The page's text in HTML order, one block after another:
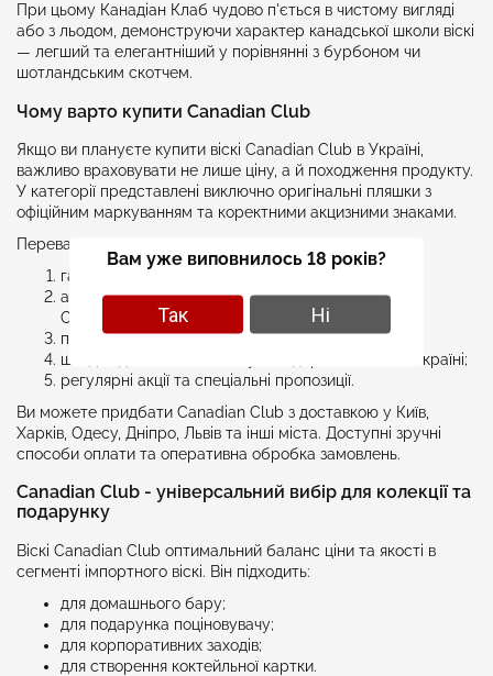
При цьому Канадіан Клаб чудово п'ється в чистому вигляді
або з льодом, демонструючи характер канадської школи віскі
— легший та елегантніший у порівнянні з бурбоном чи
шотландським скотчем.
Чому варто купити Canadian Club
Якщо ви плануєте купити віскі Canadian Club в Україні,
важливо враховувати не лише ціну, а й походження продукту.
У категорії представлені виключно оригінальні пляшки з
офіційним маркуванням та коректними акцизними знаками.
Переваги покупки:
гарантія оригінальності та справжності;
актуальний асортимент найпопулярніших версій
Canadian Club;
правильні умови зберігання;
швидка доставка по Києву та відправка по всій Україні;
регулярні акції та спеціальні пропозиції.
Ви можете придбати Canadian Club з доставкою у Київ,
Харків, Одесу, Дніпро, Львів та інші міста. Доступні зручні
способи оплати та оперативна обробка замовлень.
Canadian Club - універсальний вибір для колекції та
подарунку
Віскі Canadian Club оптимальний баланс ціни та якості в
сегменті імпортного віскі. Він підходить:
для домашнього бару;
для подарунка поціновувачу;
для корпоративних заходів;
для створення коктейльної картки.
Вам уже виповнилось 18 років?
Так Ні